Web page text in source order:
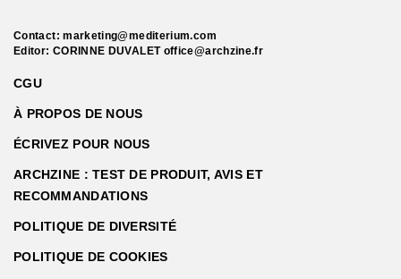
Contact:marketing@mediterium.com
Editor: CORINNE DUVALET office@archzine.fr
CGU
À PROPOS DE NOUS
ÉCRIVEZ POUR NOUS
ARCHZINE : TEST DE PRODUIT, AVIS ET
RECOMMANDATIONS
POLITIQUE DE DIVERSITÉ
POLITIQUE DE COOKIES